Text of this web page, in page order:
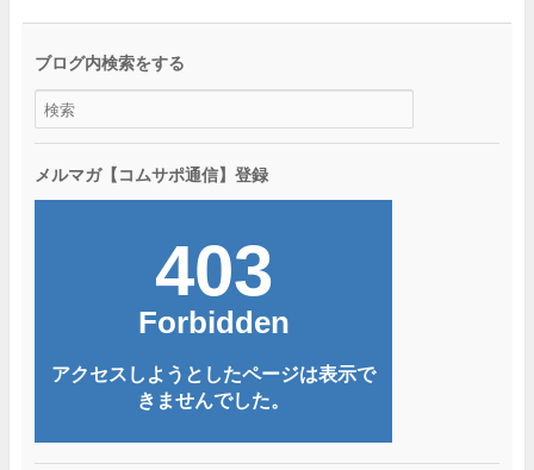
ブログ内検索をする
メルマガ【コムサポ通信】登録